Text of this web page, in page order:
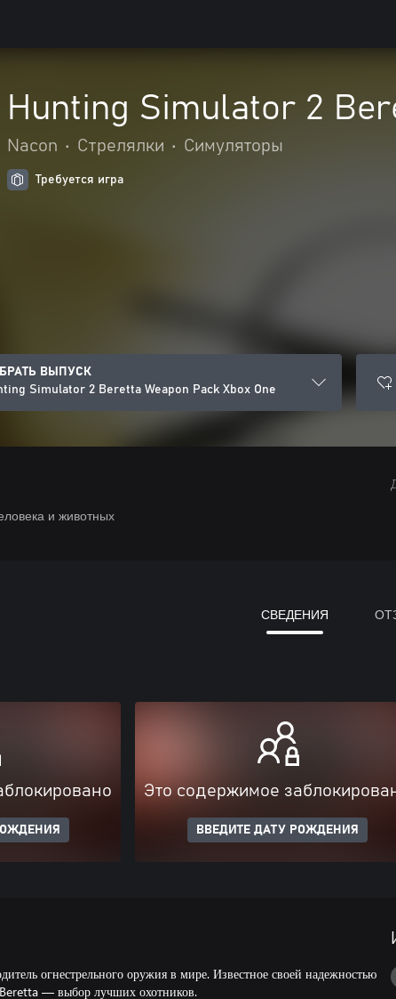
Hunting Simulator 2
Nacon • Стрелялки • Симуляторы
Требуется игра
ВЫПУСК
Simulator 2 Beretta Weapon Pack Xbox One
и животных
СВЕДЕНИЯ
Это содержимое
ВВЕДИТЕ ДАТУ РОЖДЕНИЯ
огнестрельного оружия в мире. Известное своей надежностью
— выбор лучших охотников.